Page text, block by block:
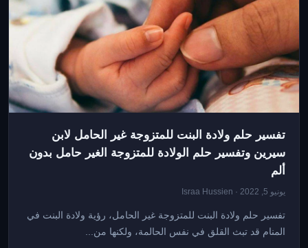
تفسير حلم ولادة البنت للمتزوجة غير الحامل لابن
سيرين وتفسير حلم الولادة للمتزوجة الغير حامل بدون
ألم
يونيو 5, 2022 · Israa Hussien
تفسير حلم ولادة البنت للمتزوجة غير الحامل، رؤية ولادة البنت في
المنام قد تبث القلق في نفس الحالمة، ولكنها من...